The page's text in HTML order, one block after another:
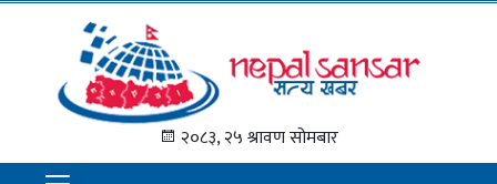
२०८३, २५ श्रावण सोमबार
समाचार